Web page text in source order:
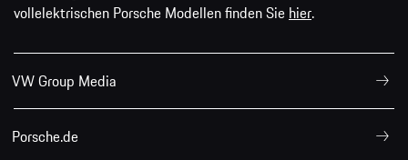
vollelektrischen Porsche Modellen finden Sie hier.
VW Group Media
Porsche.de